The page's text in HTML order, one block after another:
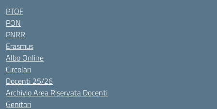
PTOF
PON
PNRR
Erasmus
Albo Online
Circolari
Docenti 25/26
Archivio Area Riservata Docenti
Genitori